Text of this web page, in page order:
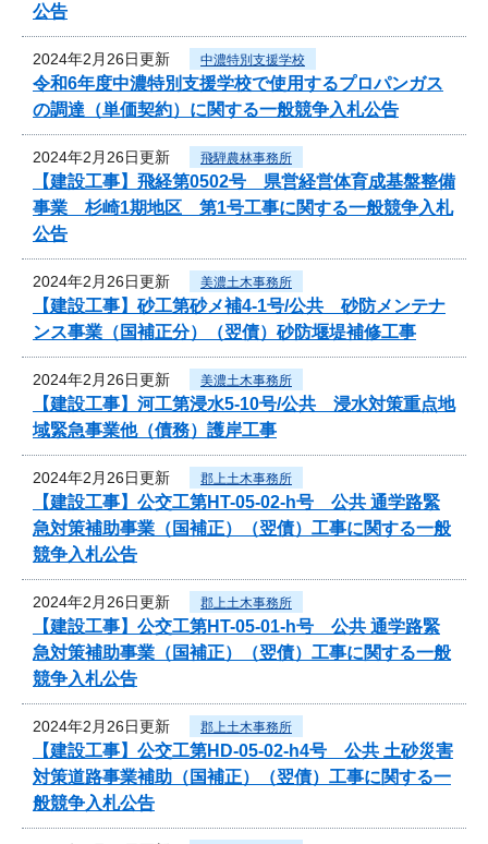
公告
2024年2月26日更新 中濃特別支援学校
令和6年度中濃特別支援学校で使用するプロパンガス
の調達（単価契約）に関する一般競争入札公告
2024年2月26日更新 飛騨農林事務所
【建設工事】飛経第0502号 県営経営体育成基盤整備
事業 杉崎1期地区 第1号工事に関する一般競争入札
公告
2024年2月26日更新 美濃土木事務所
【建設工事】砂工第砂メ補4-1号/公共 砂防メンテナ
ンス事業（国補正分）（翌債）砂防堰堤補修工事
2024年2月26日更新 美濃土木事務所
【建設工事】河工第浸水5-10号/公共 浸水対策重点地
域緊急事業他（債務）護岸工事
2024年2月26日更新 郡上土木事務所
【建設工事】公交工第HT-05-02-h号 公共 通学路緊
急対策補助事業（国補正）（翌債）工事に関する一般
競争入札公告
2024年2月26日更新 郡上土木事務所
【建設工事】公交工第HT-05-01-h号 公共 通学路緊
急対策補助事業（国補正）（翌債）工事に関する一般
競争入札公告
2024年2月26日更新 郡上土木事務所
【建設工事】公交工第HD-05-02-h4号 公共 土砂災害
対策道路事業補助（国補正）（翌債）工事に関する一
般競争入札公告